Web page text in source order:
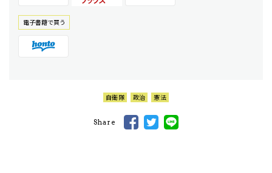
電⼦書籍で買う
自衛隊 政治 憲法
Share